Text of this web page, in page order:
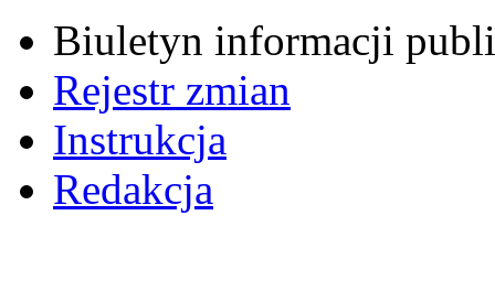
Biuletyn informacji
Rejestr zmian
Instrukcja
Redakcja